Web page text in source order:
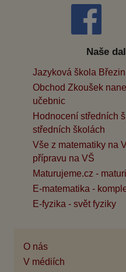
Naše
Jazyková škola
Obchod Zkoušek
učebnic
Hodnocení středních
středních školách
Vše z matematiky na
přípravu na VŠ
Maturujeme.cz -
E-matematika -
E-fyzika - svět fyziky
O nás
V médiích